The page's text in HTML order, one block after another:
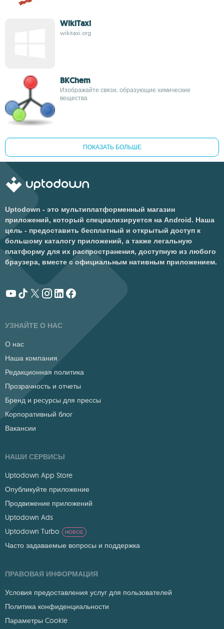
WikiTaxi
wikitaxi.org
BKChem
Изображайте связи, образующие химические
вещества
ПОКАЗАТЬ БОЛЬШЕ
Uptodown - это мультиплатформенный магазин
приложений, который специализируется на Android. Наша
цель - предоставить бесплатный и открытый доступ к
большому каталогу приложений, а также легальную
платформу для их распространения, доступную из любого
браузера, вместе с официальным нативным приложением.
УЗНАЙТЕ О НАС
О нас
Наша компания
Редакционная политика
Прозрачность и отчеты
Бренд и ресурсы для прессы
Корпоративный блог
Вакансии
НАШИ СЕРВИСЫ
Uptodown App Store
Опубликуйте приложение
Продвижение приложений
Uptodown Ads
Uptodown Turbo
НОВОЕ
Часто задаваемые вопросы и поддержка
ПРАВОВАЯ ИНФОРМАЦИЯ
Условия предоставления услуг для пользователей
Политика конфиденциальности
Параметры Cookie